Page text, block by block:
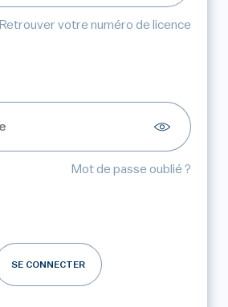
Retrouver votre numéro de licence
Mot de passe oublié ?
SE CONNECTER